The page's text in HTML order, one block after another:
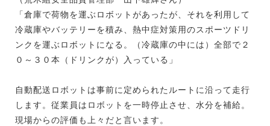
「倉庫で荷物を運ぶロボットがあったが、それを利用して
冷蔵庫やバッテリーを積み、熱中症対策用のスポーツドリ
ンクを運ぶロボットになる。（冷蔵庫の中には）全部で２
０～３０本（ドリンクが）入っている」
自動配送ロボットは事前に定められたルートに沿って走行
します。従業員はロボットを一時停止させ、水分を補給。
現場からの評価も上々だと言います。